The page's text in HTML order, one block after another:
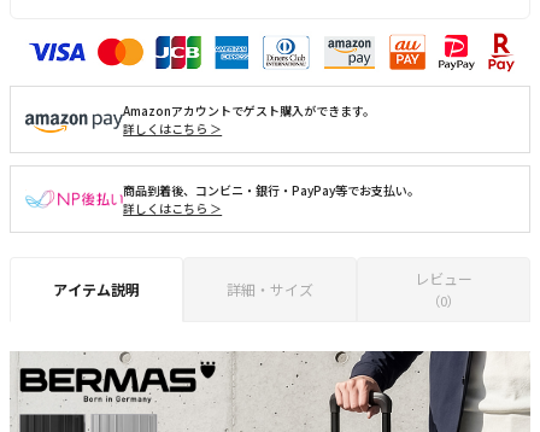
Amazonアカウントでゲスト購入ができます。
詳しくはこちら ＞
商品到着後、コンビニ・銀行・PayPay等でお支払い。
詳しくはこちら ＞
アイテム説明 詳細・サイズ
レビュー
（0）